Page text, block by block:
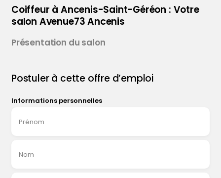
Coiffeur à Ancenis-Saint-Géréon : Votre
salon Avenue73 Ancenis
Présentation du salon
Postuler à cette offre d’emploi
Informations personnelles
Prénom
Nom